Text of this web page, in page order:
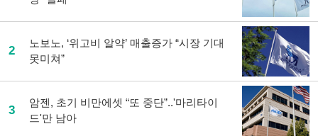
2
노보노, ‘위고비 알약’ 매출증가 “시장 기대
못미쳐”
3
암젠, 초기 비만에셋 “또 중단”..'마리타이
드'만 남아